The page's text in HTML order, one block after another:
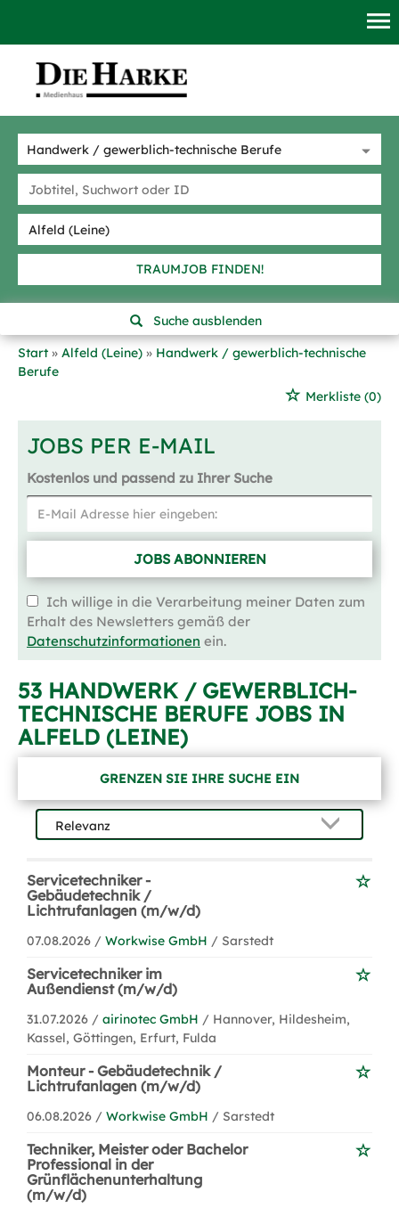
TRAUMJOB FINDEN!
Suche ausblenden
Start
Alfeld (Leine)
Handwerk / gewerblich-technische
Berufe
Merkliste (0)
JOBS PER E-MAIL
Kostenlos und passend zu Ihrer Suche
JOBS ABONNIEREN
Ich willige in die Verarbeitung meiner Daten zum
Erhalt des Newsletters gemäß der
Datenschutzinformationen ein.
53 HANDWERK / GEWERBLICH-
TECHNISCHE BERUFE JOBS IN
ALFELD (LEINE)
GRENZEN SIE IHRE SUCHE EIN
Servicetechniker -
Gebäudetechnik /
Lichtrufanlagen (m/w/d)
07.08.2026 / Workwise GmbH / Sarstedt
Servicetechniker im
Außendienst (m/w/d)
31.07.2026 / airinotec GmbH / Hannover, Hildesheim,
Kassel, Göttingen, Erfurt, Fulda
Monteur - Gebäudetechnik /
Lichtrufanlagen (m/w/d)
06.08.2026 / Workwise GmbH / Sarstedt
Techniker, Meister oder Bachelor
Professional in der
Grünflächenunterhaltung
(m/w/d)